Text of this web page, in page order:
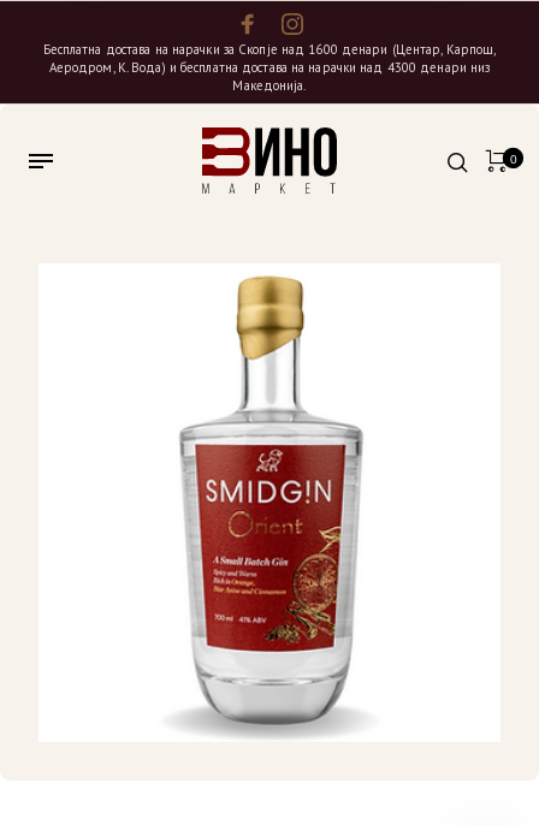
Бесплатна достава на нарачки за Скопје над 1600 денари (Центар, Карпош,
Аеродром, К. Вода) и бесплатна достава на нарачки над 4300 денари низ
Македонија.
0